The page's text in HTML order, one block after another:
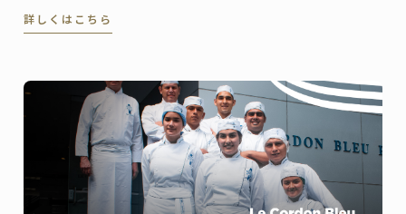
誘います。
詳しくはこちら